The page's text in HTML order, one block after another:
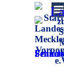
Direkt zum